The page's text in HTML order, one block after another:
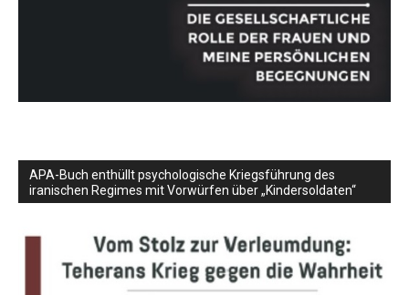
APA-Buch enthüllt psychologische Kriegsführung des
iranischen Regimes mit Vorwürfen über „Kindersoldaten“